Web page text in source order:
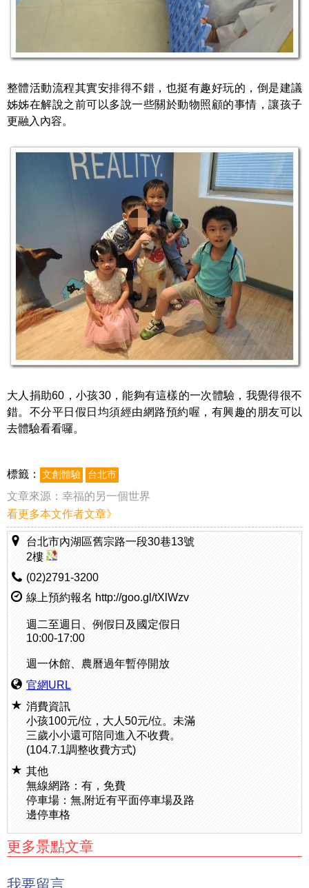
整體活動流程其實安排得不錯，也挺有趣好玩的，倒是建議
姊姊在解說之前可以多說一些關於動物照顧的事情，讓孩子
更融入內容。
大人捐助60，小孩30，能夠有這樣的一次體驗，我覺得很不
錯。不分平日假日均須經由網路預約喔，有興趣的朋友可以
去體驗看看囉。
標籤： 文創體驗 台北市
文章來源： 幸福的另一個世界
看更多本文作者文章》
台北市內湖區舊宗路一段30巷13號
2樓
(02)2791-3200
線上預約報名 http://goo.gl/tXlWzv
週二至週日、例假日及國定假日
10:00-17:00
週一休館、農曆過年暫停開放
官網URL
消費資訊
小孩100元/位，大人50元/位。未滿
三歲小小還可陪同進入不收費。
(104.7.1調整收費方式)
其他
無線網路：有，免費
停車場：無,附近有平面停車場及路
邊停車格
更多景點文章
我要留言